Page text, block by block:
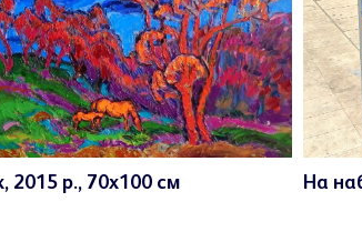
2015 р., 70х100 см На